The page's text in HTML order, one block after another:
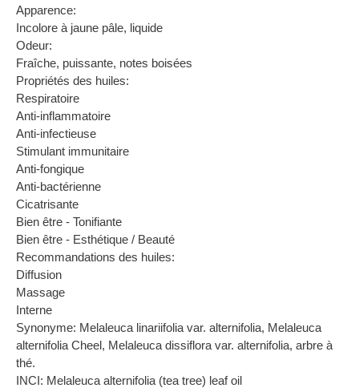
Apparence:
Incolore à jaune pâle, liquide
Odeur:
Fraîche, puissante, notes boisées
Propriétés des huiles:
Respiratoire
Anti-inflammatoire
Anti-infectieuse
Stimulant immunitaire
Anti-fongique
Anti-bactérienne
Cicatrisante
Bien être - Tonifiante
Bien être - Esthétique / Beauté
Recommandations des huiles:
Diffusion
Massage
Interne
Synonyme: Melaleuca linariifolia var. alternifolia, Melaleuca
alternifolia Cheel, Melaleuca dissiflora var. alternifolia, arbre à
thé.
INCI: Melaleuca alternifolia (tea tree) leaf oil